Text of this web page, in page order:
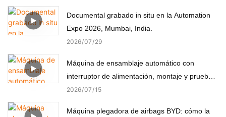
Documental grabado in situ en la Automation
Expo 2026, Mumbai, India.
2026 07 29
Máquina de ensamblaje automático con
interruptor de alimentación, montaje y prueba
automáticos
2026 07 15
Máquina plegadora de airbags BYD: cómo la